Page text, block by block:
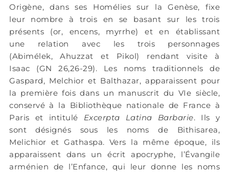
Origène, dans ses Homélies sur la Genèse, fixe
leur nombre à trois en se basant sur les trois
présents (or, encens, myrrhe) et en établissant
une relation avec les trois personnages
(Abimélek, Ahuzzat et Pikol) rendant visite à
Isaac (GN 26,26-29). Les noms traditionnels de
Gaspard, Melchior et Balthazar, apparaissent pour
la première fois dans un manuscrit du VIe siècle,
conservé à la Bibliothèque nationale de France à
Paris et intitulé Excerpta Latina Barbarie. Ils y
sont désignés sous les noms de Bithisarea,
Melichior et Gathaspa. Vers la même époque, ils
apparaissent dans un écrit apocryphe, l’Évangile
arménien de l’Enfance, qui leur donne les noms